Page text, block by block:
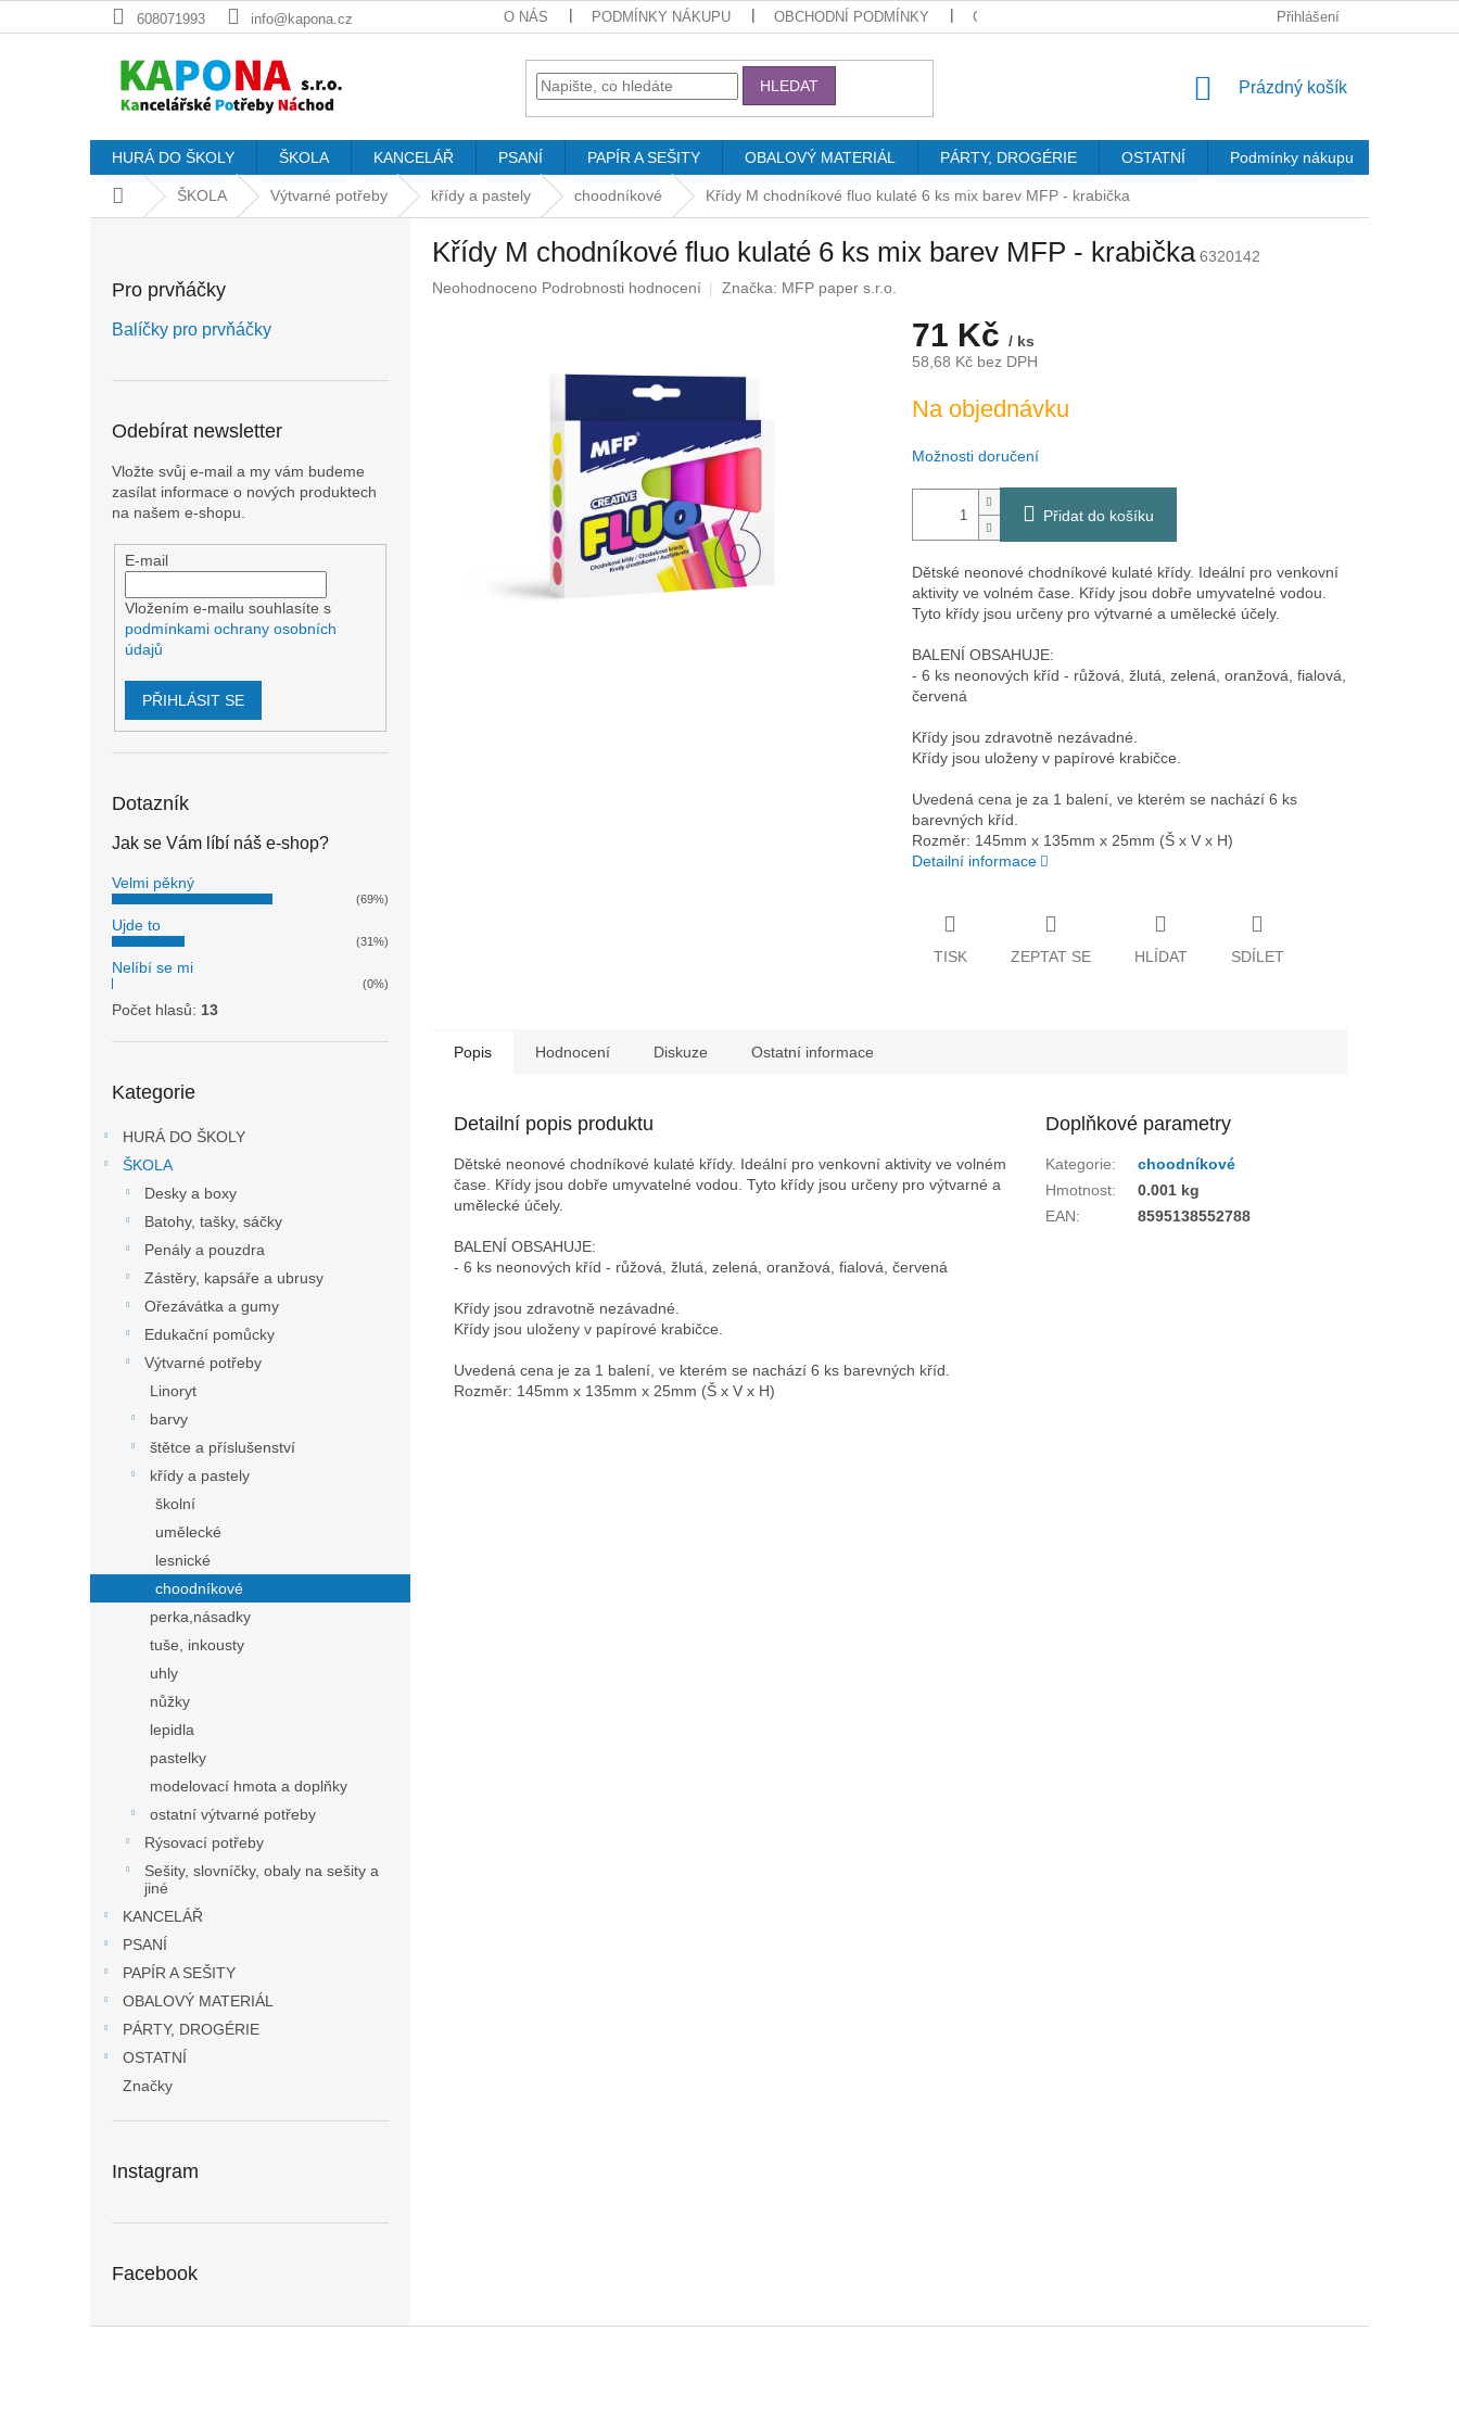
na
608071993 info@kapona.cz O NÁS PODMÍNKY NÁKUPU OBCHODNÍ PODMÍNKY GDPR Přihlášení
HLEDAT
NÁKUPNÍ
Prázdný košík
HURÁ DO ŠKOLY ŠKOLA KANCELÁŘ PSANÍ PAPÍR A SEŠITY OBALOVÝ MATERIÁL PÁRTY, DROGÉRIE OSTATNÍ Podmínky nákupu
Domů ŠKOLA Výtvarné potřeby křídy a pastely choodníkové Křídy M chodníkové fluo kulaté 6 ks mix barev MFP - krabička
Pro prvňáčky
Balíčky pro prvňáčky
Odebírat newsletter
Vložte svůj e-mail a my vám budeme
zasílat informace o nových produktech
na našem e-shopu.
E-mail
Vložením e-mailu souhlasíte s
podmínkami ochrany osobních
údajů
PŘIHLÁSIT SE
Dotazník
Jak se Vám líbí náš e-shop?
Velmi pěkný
(69%)
Ujde to
(31%)
Nelíbí se mi
(0%)
Počet hlasů: 13
kategorie
Kategorie
HURÁ DO ŠKOLY
ŠKOLA
Desky a boxy
Batohy, tašky, sáčky
Penály a pouzdra
Zástěry, kapsáře a ubrusy
Ořezávátka a gumy
Edukační pomůcky
Výtvarné potřeby
Linoryt
barvy
štětce a příslušenství
křídy a pastely
školní
umělecké
lesnické
choodníkové
perka,násadky
tuše, inkousty
uhly
nůžky
lepidla
pastelky
modelovací hmota a doplňky
ostatní výtvarné potřeby
Rýsovací potřeby
Sešity, slovníčky, obaly na sešity a
jiné
KANCELÁŘ
PSANÍ
PAPÍR A SEŠITY
OBALOVÝ MATERIÁL
PÁRTY, DROGÉRIE
OSTATNÍ
Značky
Instagram
Facebook
Křídy M chodníkové fluo kulaté 6 ks mix barev MFP - krabička 6320142
Průměrné
Neohodnoceno Podrobnosti hodnocení Značka: MFP paper s.r.o.
71 Kč / ks
58,68 Kč bez DPH
cena:
Na objednávku
Možnosti doručení
Přidat do košíku
Dětské neonové chodníkové kulaté křídy. Ideální pro venkovní
aktivity ve volném čase. Křídy jsou dobře umyvatelné vodou.
Tyto křídy jsou určeny pro výtvarné a umělecké účely.
BALENÍ OBSAHUJE:
- 6 ks neonových kříd - růžová, žlutá, zelená, oranžová, fialová,
červená
Křídy jsou zdravotně nezávadné.
Křídy jsou uloženy v papírové krabičce.
Uvedená cena je za 1 balení, ve kterém se nachází 6 ks
barevných kříd.
Rozměr: 145mm x 135mm x 25mm (Š x V x H)
Detailní informace
TISK ZEPTAT SE HLÍDAT SDÍLET
Popis Hodnocení Diskuze Ostatní informace
Detailní popis produktu
Dětské neonové chodníkové kulaté křídy. Ideální pro venkovní aktivity ve volném
čase. Křídy jsou dobře umyvatelné vodou. Tyto křídy jsou určeny pro výtvarné a
umělecké účely.
BALENÍ OBSAHUJE:
- 6 ks neonových kříd - růžová, žlutá, zelená, oranžová, fialová, červená
Křídy jsou zdravotně nezávadné.
Křídy jsou uloženy v papírové krabičce.
Uvedená cena je za 1 balení, ve kterém se nachází 6 ks barevných kříd.
Rozměr: 145mm x 135mm x 25mm (Š x V x H)
Doplňkové parametry
Kategorie:
choodníkové
Hmotnost:
0.001 kg
EAN: 8595138552788